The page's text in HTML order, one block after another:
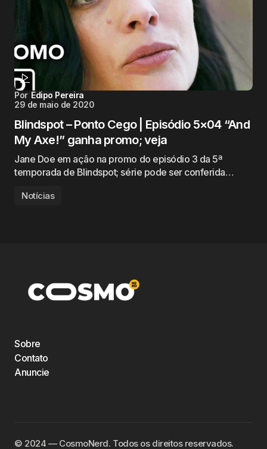
Por Edipo Pereira
29 de maio de 2020
Blindspot – Ponto Cego | Episódio 5×04 “And
My Axe!” ganha promo; veja
Jane Doe em ação na promo do episódio 3 da 5ª
temporada de Blindspot; série pode ser conferida…
Notícias
Sobre
Contato
Anuncie
©️ 2024 — CosmoNerd. Todos os direitos reservados.